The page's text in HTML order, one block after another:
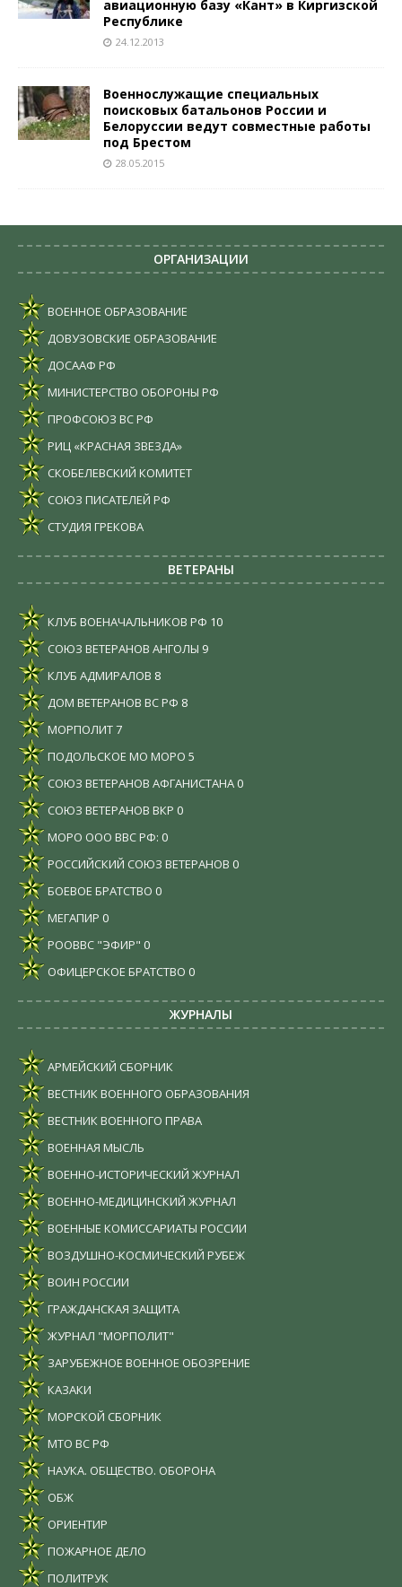
авиационную базу «Кант» в Киргизской
Республике
24.12.2013
Военнослужащие специальных
поисковых батальонов России и
Белоруссии ведут совместные работы
под Брестом
28.05.2015
ОРГАНИЗАЦИИ
ВОЕННОЕ ОБРАЗОВАНИЕ
ДОВУЗОВСКИЕ ОБРАЗОВАНИЕ
ДОСААФ РФ
МИНИСТЕРСТВО ОБОРОНЫ РФ
ПРОФСОЮЗ ВС РФ
РИЦ «КРАСНАЯ ЗВЕЗДА»
СКОБЕЛЕВСКИЙ КОМИТЕТ
СОЮЗ ПИСАТЕЛЕЙ РФ
СТУДИЯ ГРЕКОВА
ВЕТЕРАНЫ
КЛУБ ВОЕНАЧАЛЬНИКОВ РФ 10
СОЮЗ ВЕТЕРАНОВ АНГОЛЫ 9
КЛУБ АДМИРАЛОВ 8
ДОМ ВЕТЕРАНОВ ВС РФ 8
МОРПОЛИТ7
ПОДОЛЬСКОЕ МО МОРО 5
СОЮЗ ВЕТЕРАНОВ АФГАНИСТАНА 0
СОЮЗ ВЕТЕРАНОВ ВКР 0
МОРО ООО ВВС РФ: 0
РОССИЙСКИЙ СОЮЗ ВЕТЕРАНОВ 0
БОЕВОЕ БРАТСТВО 0
МЕГАПИР 0
РООВВС "ЭФИР" 0
ОФИЦЕРСКОЕ БРАТСТВО 0
ЖУРНАЛЫ
АРМЕЙСКИЙ СБОРНИК
ВЕСТНИК ВОЕННОГО ОБРАЗОВАНИЯ
ВЕСТНИК ВОЕННОГО ПРАВА
ВОЕННАЯ МЫСЛЬ
ВОЕННО-ИСТОРИЧЕСКИЙ ЖУРНАЛ
ВОЕННО-МЕДИЦИНСКИЙ ЖУРНАЛ
ВОЕННЫЕ КОМИССАРИАТЫ РОССИИ
ВОЗДУШНО-КОСМИЧЕСКИЙ РУБЕЖ
ВОИН РОССИИ
ГРАЖДАНСКАЯ ЗАЩИТА
ЖУРНАЛ "МОРПОЛИТ"
ЗАРУБЕЖНОЕ ВОЕННОЕ ОБОЗРЕНИЕ
КАЗАКИ
МОРСКОЙ СБОРНИК
МТО ВС РФ
НАУКА. ОБЩЕСТВО. ОБОРОНА
ОБЖ
ОРИЕНТИР
ПОЖАРНОЕ ДЕЛО
ПОЛИТРУК